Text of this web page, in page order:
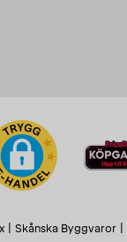
Skånska Byggvaror